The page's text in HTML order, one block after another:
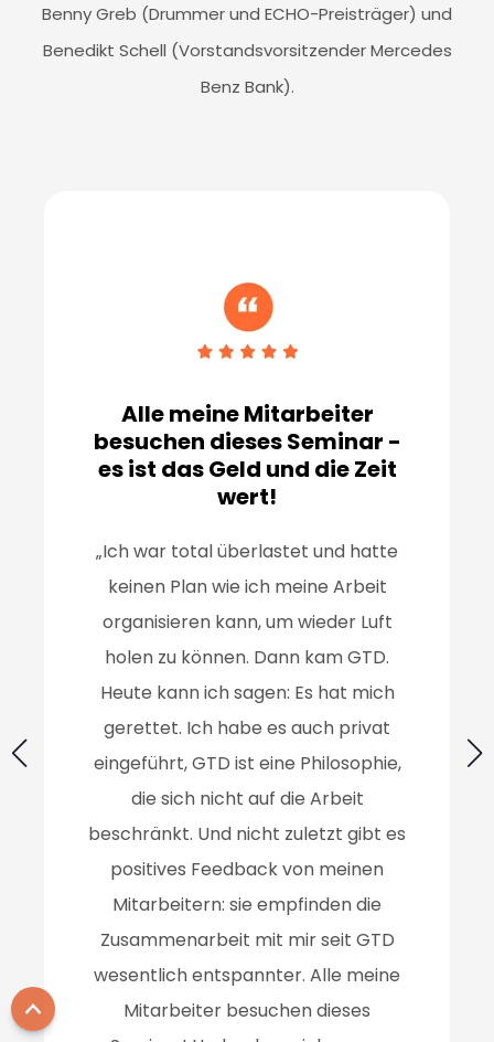
Benny Greb (Drummer und ECHO-Preisträger) und
Benedikt Schell (Vorstandsvorsitzender Mercedes
Benz Bank).
Alle meine Mitarbeiter
besuchen dieses Seminar -
es ist das Geld und die Zeit
wert!
„Ich war total überlastet und hatte
keinen Plan wie ich meine Arbeit
organisieren kann, um wieder Luft
holen zu können. Dann kam GTD.
Heute kann ich sagen: Es hat mich
gerettet. Ich habe es auch privat
eingeführt, GTD ist eine Philosophie,
die sich nicht auf die Arbeit
beschränkt. Und nicht zuletzt gibt es
positives Feedback von meinen
Mitarbeitern: sie empfinden die
Zusammenarbeit mit mir seit GTD
wesentlich entspannter. Alle meine
Mitarbeiter besuchen dieses